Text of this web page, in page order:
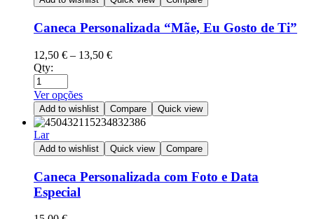
Caneca Personalizada “Mãe, Eu Gosto de Ti”
12,50 € – 13,50 €
Qty:
Ver opções
Add to wishlist Compare Quick view
Lar
Add to wishlist Quick view Compare
Caneca Personalizada com Foto e Data
Especial